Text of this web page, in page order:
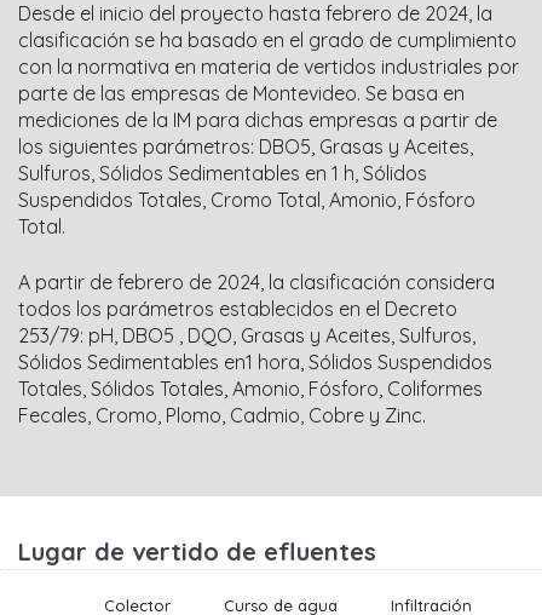
Desde el inicio del proyecto hasta febrero de 2024, la
clasificación se ha basado en el grado de cumplimiento
con la normativa en materia de vertidos industriales por
parte de las empresas de Montevideo. Se basa en
mediciones de la IM para dichas empresas a partir de
los siguientes parámetros: DBO5, Grasas y Aceites,
Sulfuros, Sólidos Sedimentables en 1 h, Sólidos
Suspendidos Totales, Cromo Total, Amonio, Fósforo
Total.
A partir de febrero de 2024, la clasificación considera
todos los parámetros establecidos en el Decreto
253/79: pH, DBO5 , DQO, Grasas y Aceites, Sulfuros,
Sólidos Sedimentables en1 hora, Sólidos Suspendidos
Totales, Sólidos Totales, Amonio, Fósforo, Coliformes
Fecales, Cromo, Plomo, Cadmio, Cobre y Zinc.
Lugar de vertido de efluentes
Colector Curso de agua Infiltración